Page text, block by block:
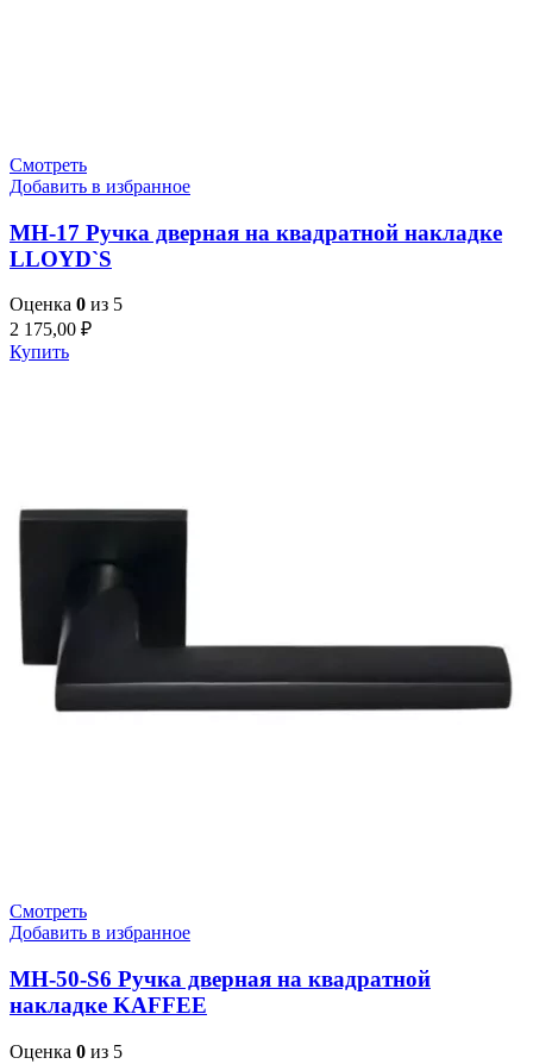
Смотреть
Добавить в избранное
MH-17 Ручка дверная на квадратной накладке
LLOYD`S
Оценка 0 из 5
2 175,00 ₽
Купить
Смотреть
Добавить в избранное
MH-50-S6 Ручка дверная на квадратной
накладке KAFFEE
Оценка 0 из 5